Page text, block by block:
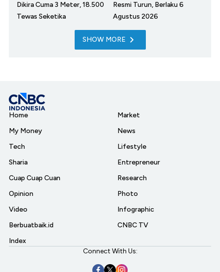
Dikira Cuma 3 Meter, 18.500
Tewas Seketika
Resmi Turun, Berlaku 6
Agustus 2026
SHOW MORE
Home
My Money
Tech
Sharia
Cuap Cuap Cuan
Opinion
Video
Berbuatbaik.id
Index
Market
News
Lifestyle
Entrepreneur
Research
Photo
Infographic
CNBC TV
Connect With Us: